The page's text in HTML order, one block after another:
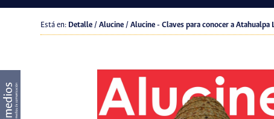
Está en: Detalle / Alucine / Alucine - Claves para conocer a Atahualpa